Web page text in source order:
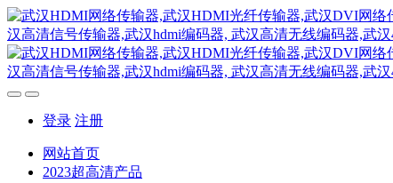
登录 注册
网站首页
2023超高清产品